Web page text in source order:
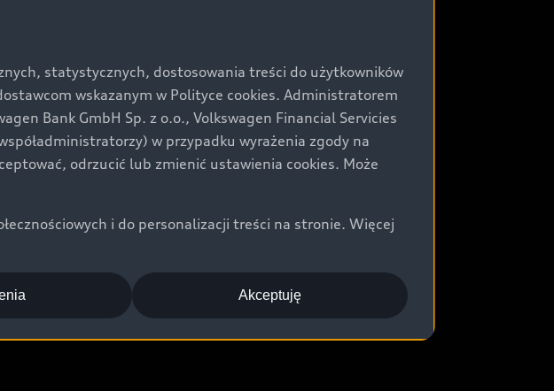
Warszawie
statystycznych, dostosowania treści do użytkowników
wskazanym w Polityce cookies. Administratorem
Bank GmbH Sp. z o.o., Volkswagen Financial Servicies
w przypadku wyrażenia zgody na
odrzucić lub zmienić ustawienia cookies. Może
i do personalizacji treści na stronie. Więcej
Akceptuję